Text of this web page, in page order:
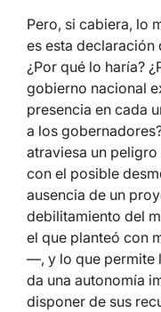
Pero, si cabiera, lo
es esta declaración
¿Por qué lo haría?
gobierno nacional
presencia en cada
a los
atraviesa un
con el posible
ausencia de un
debilitamiento del
el que planteó con
—, y lo que permite
da una autonomía
disponer de sus